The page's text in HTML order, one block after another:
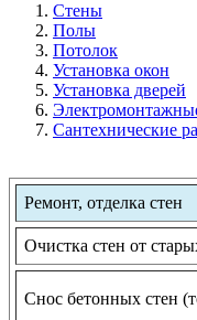
Стены
Полы
Потолок
Установка окон
Установка дверей
Сантехнические
Ремонт, отделка стен
Очистка стен от
Снос бетонных стен